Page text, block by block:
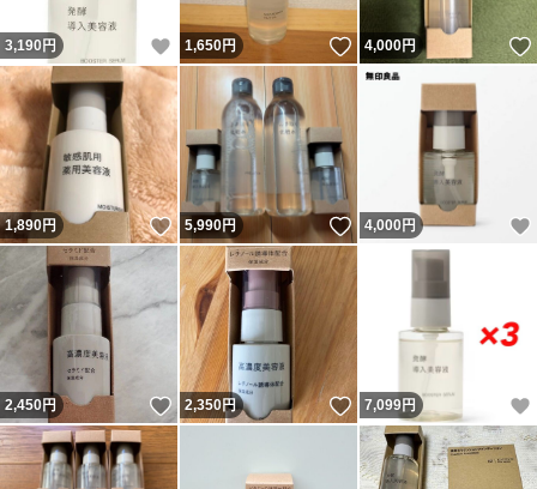
3,190 円 いいね！
1,650円 いいね！
4,000円
1,890円 いいね！
5,990円 いいね！
4,000 円
2,450円 いいね！
2,350円 いいね！
7,099円